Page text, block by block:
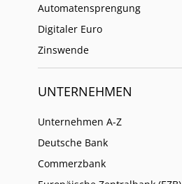
Automatensprengung
Digitaler Euro
Zinswende
UNTERNEHMEN
Unternehmen A-Z
Deutsche Bank
Commerzbank